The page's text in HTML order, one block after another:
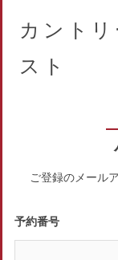
カント
スト
ご登録のメール
予約番号